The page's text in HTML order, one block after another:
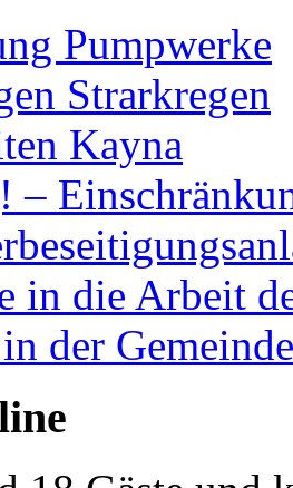
Pumpwerke
Strarkregen
Kayna
–
in die Arbeit
der